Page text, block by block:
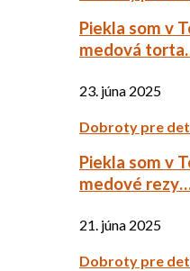
Piekla som v
medová
23. júna 2025
Dobroty pre
Piekla som v
medové
21. júna 2025
Dobroty pre